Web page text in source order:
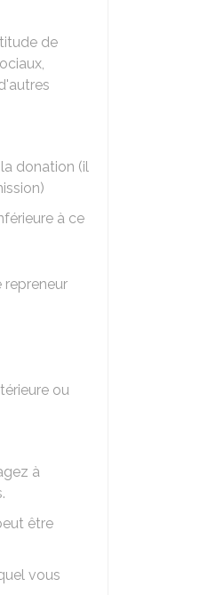
de
donation (il
à ce
repreneur
ou
à
être
vous